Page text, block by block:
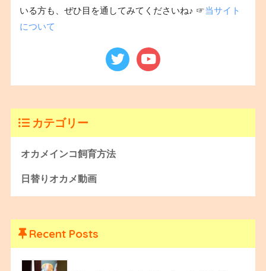
いる方も、ぜひ目を通してみてくださいね♪ ☞当サイト
について
カテゴリー
オカメインコ飼育方法
日替りオカメ動画
Recent Posts